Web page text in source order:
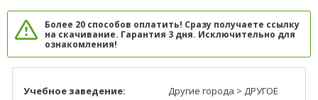
Более 20 способов оплатить! Сразу получаете ссылку
на скачивание. Гарантия 3 дня. Исключительно для
ознакомления!
Учебное заведение:
Другие города > ДРУГОЕ